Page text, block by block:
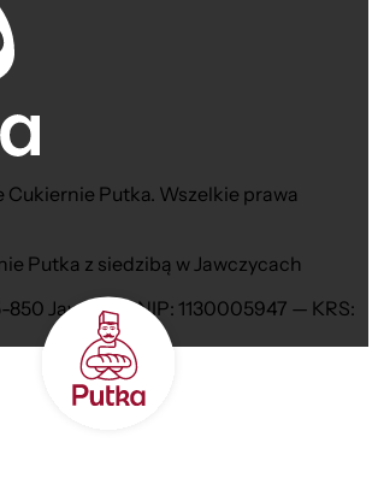
Putka. Wszelkie prawa
Putka z siedzibą w Jawczycach
850 Jawczyce NIP: 1130005947 — KRS: